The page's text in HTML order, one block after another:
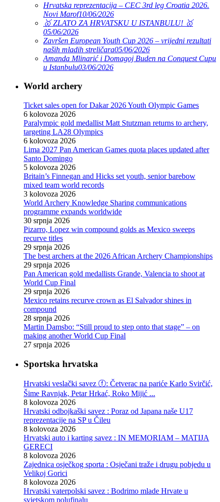
Hrvatska reprezentacija – CEC 3rd leg Croatia 2026.
Novi Marof10/06/2026
🥇 ZLATO ZA HRVATSKU U ISTANBULU! 🥇
05/06/2026
Završen European Youth Cup 2026 – vrijedni rezultati
naših mladih streličara05/06/2026
Amanda Mlinarić i Domagoj Buden na Conquest Cupu
u Istanbulu03/06/2026
World archery
Ticket sales open for Dakar 2026 Youth Olympic Games
6 kolovoza 2026
Paralympic gold medallist Matt Stutzman returns to archery,
targeting LA28 Olympics
6 kolovoza 2026
Lima 2027 Pan American Games quota places updated after
Santo Domingo
5 kolovoza 2026
Britain’s Finnegan and Hicks set youth, senior barebow
mixed team world records
3 kolovoza 2026
World Archery Knowledge Sharing communications
programme expands worldwide
30 srpnja 2026
Pizarro, Lopez win compound golds as Mexico sweeps
recurve titles
29 srpnja 2026
The best archers at the 2026 African Archery Championships
29 srpnja 2026
Pan American gold medallists Grande, Valencia to shoot at
World Cup Final
29 srpnja 2026
Mexico retains recurve crown as El Salvador shines in
compound
28 srpnja 2026
Martin Damsbo: “Still proud to step onto that stage” – on
making another World Cup Final
27 srpnja 2026
Sportska hrvatska
Hrvatski veslački savez ⓕ: Četverac na pariće Karlo Svirčić,
Šime Ravnjak, Petar Hrkać, Roko Mijić ...
8 kolovoza 2026
Hrvatski odbojkaški savez : Poraz od Japana naše U17
reprezentacije na SP u Čileu
8 kolovoza 2026
Hrvatski auto i karting savez : IN MEMORIAM – MATIJA
GERECI
8 kolovoza 2026
Zajednica osječkog sporta : Osječani traže i drugu pobjedu u
Velikoj Gorici
8 kolovoza 2026
Hrvatski vaterpolski savez : Bodrimo mlade Hrvate u
svjetskom polufinalu